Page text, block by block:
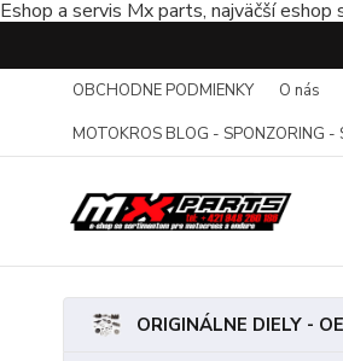
Eshop a servis Mx parts, najväčší
OBCHODNE PODMIENKY O nás
MOTOKROS BLOG - SPONZORING -
ORIGINÁLNE DIELY -